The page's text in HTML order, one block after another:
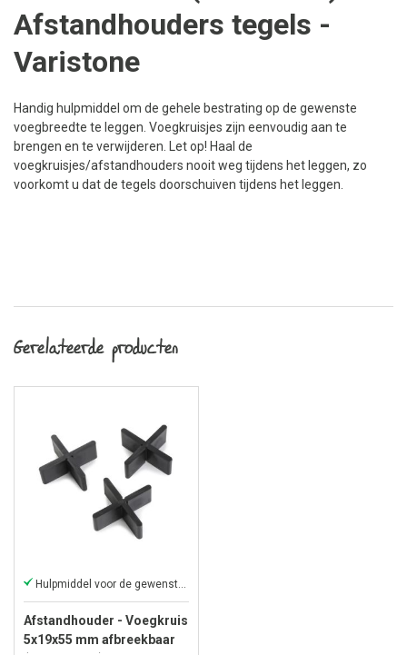
Afstandhouders tegels -
Varistone
Handig hulpmiddel om de gehele bestrating op de gewenste
voegbreedte te leggen. Voegkruisjes zijn eenvoudig aan te
brengen en te verwijderen. Let op! Haal de
voegkruisjes/afstandhouders nooit weg tijdens het leggen, zo
voorkomt u dat de tegels doorschuiven tijdens het leggen.
Gerelateerde producten
Hulpmiddel voor de gewenste voegbreedte
Afstandhouder - Voegkruis
5x19x55 mm afbreekbaar